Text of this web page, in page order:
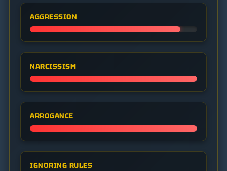
AGGRESSION
NARCISSISM
ARROGANCE
IGNORING RULES